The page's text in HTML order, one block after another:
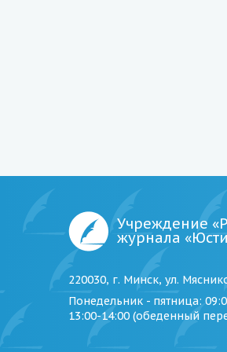
Учреждение
журнала
220030, г. Минск, ул.
Понедельник - пятница:
13:00-14:00 (обеденный